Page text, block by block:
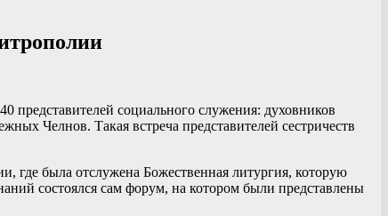
представителей социального служения: духовников
Челнов. Такая встреча представителей сестричеств
где была отслужена Божественная литургия, которую
состоялся сам форум, на котором были представлены